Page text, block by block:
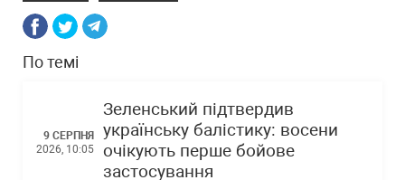
По темі
9 СЕРПНЯ
2026, 10:05
Зеленський підтвердив
українську балістику: восени
очікують перше бойове
застосування